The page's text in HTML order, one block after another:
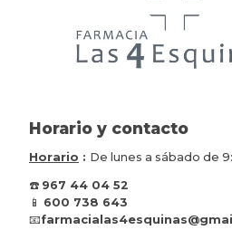
Horario y contacto
Horario : De lunes a sábado de
☎️ 967 44 04 52
📱 600 738 643
📧